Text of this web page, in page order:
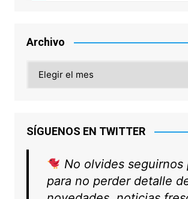
Archivo
SÍGUENOS EN TWITTER
No olvides seguirnos
para no perder detalle